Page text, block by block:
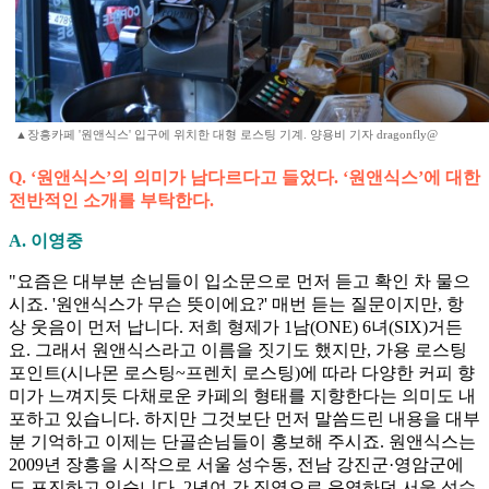
▲장흥카페 '원앤식스' 입구에 위치한 대형 로스팅 기계. 양용비 기자 dragonfly@
Q. ‘원앤식스’의 의미가 남다르다고 들었다. ‘원앤식스’에 대한
전반적인 소개를 부탁한다.
A. 이영중
"요즘은 대부분 손님들이 입소문으로 먼저 듣고 확인 차 물으
시죠. '원앤식스가 무슨 뜻이에요?' 매번 듣는 질문이지만, 항
상 웃음이 먼저 납니다. 저희 형제가 1남(ONE) 6녀(SIX)거든
요. 그래서 원앤식스라고 이름을 짓기도 했지만, 가용 로스팅
포인트(시나몬 로스팅~프렌치 로스팅)에 따라 다양한 커피 향
미가 느껴지듯 다채로운 카페의 형태를 지향한다는 의미도 내
포하고 있습니다. 하지만 그것보단 먼저 말씀드린 내용을 대부
분 기억하고 이제는 단골손님들이 홍보해 주시죠. 원앤식스는
2009년 장흥을 시작으로 서울 성수동, 전남 강진군·영암군에